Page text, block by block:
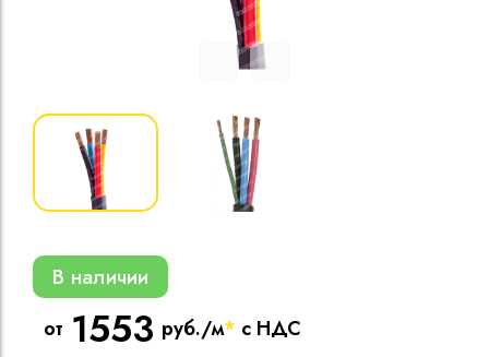
В наличии
от 1553 руб./м* с НДС